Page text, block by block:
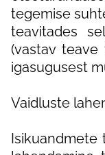
tegemise
teavitades
(vastav
igasugusest
Vaidluste
Isikuandmete